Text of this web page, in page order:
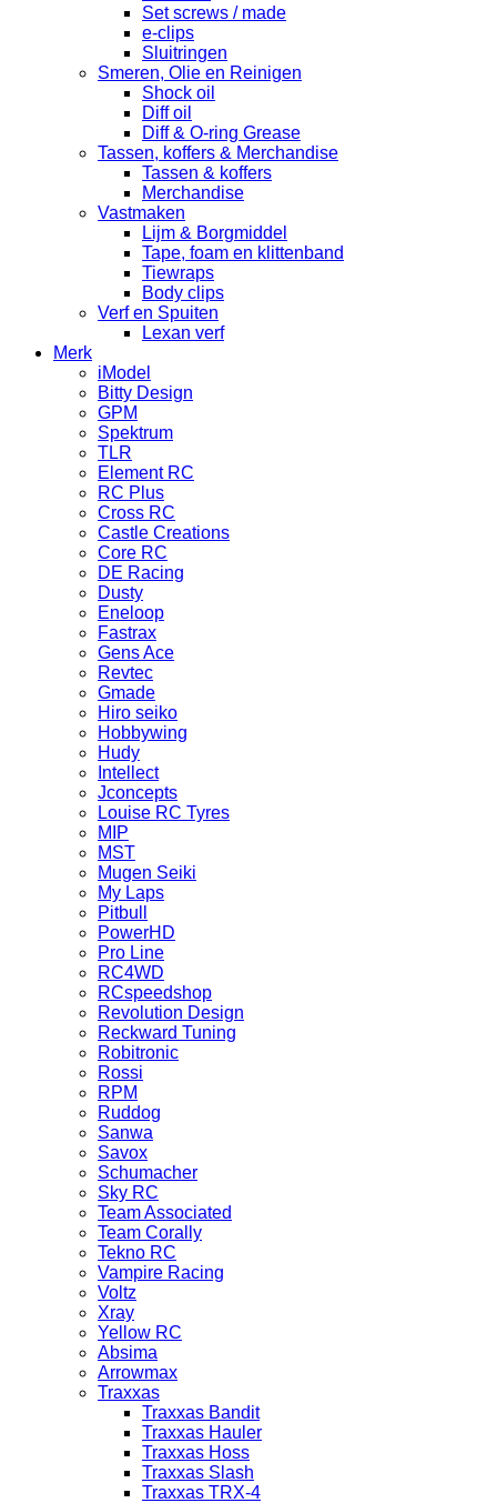
Set screws / made
e-clips
Sluitringen
Smeren, Olie en Reinigen
Shock oil
Diff oil
Diff & O-ring Grease
Tassen, koffers & Merchandise
Tassen & koffers
Merchandise
Vastmaken
Lijm & Borgmiddel
Tape, foam en klittenband
Tiewraps
Body clips
Verf en Spuiten
Lexan verf
Merk
iModel
Bitty Design
GPM
Spektrum
TLR
Element RC
RC Plus
Cross RC
Castle Creations
Core RC
DE Racing
Dusty
Eneloop
Fastrax
Gens Ace
Revtec
Gmade
Hiro seiko
Hobbywing
Hudy
Intellect
Jconcepts
Louise RC Tyres
MIP
MST
Mugen Seiki
My Laps
Pitbull
PowerHD
Pro Line
RC4WD
RCspeedshop
Revolution Design
Reckward Tuning
Robitronic
Rossi
RPM
Ruddog
Sanwa
Savox
Schumacher
Sky RC
Team Associated
Team Corally
Tekno RC
Vampire Racing
Voltz
Xray
Yellow RC
Absima
Arrowmax
Traxxas
Traxxas Bandit
Traxxas Hauler
Traxxas Hoss
Traxxas Slash
Traxxas TRX-4